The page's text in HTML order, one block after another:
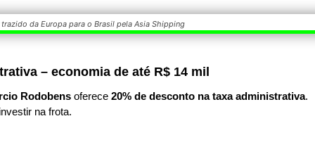
da Europa para o Brasil pela Asia Shipping
– economia de até R$ 14 mil
Rodobens oferece 20% de desconto na taxa administrativa.
na frota.